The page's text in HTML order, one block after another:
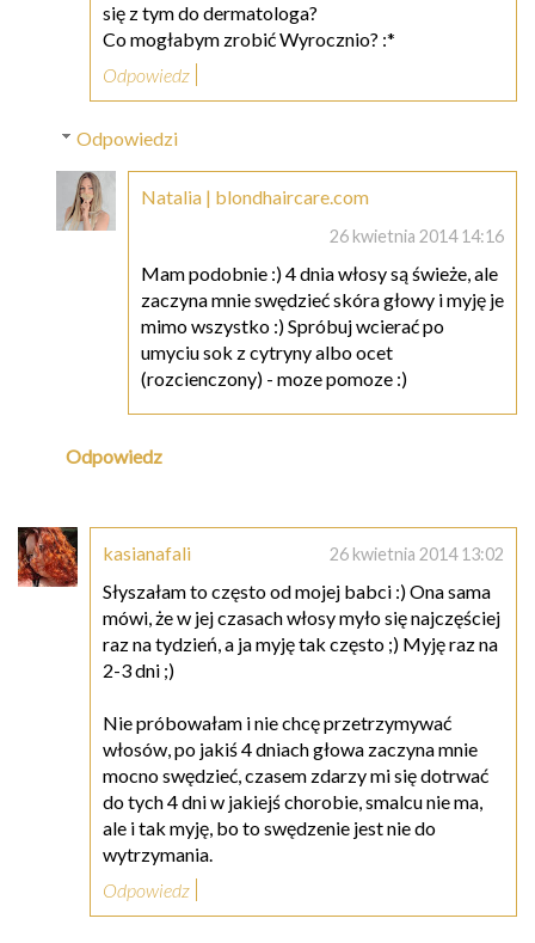
się z tym do dermatologa?
Co mogłabym zrobić Wyrocznio? :*
Odpowiedz
Odpowiedzi
Natalia | blondhaircare.com
26 kwietnia 2014 14:16
Mam podobnie :) 4 dnia włosy są świeże, ale
zaczyna mnie swędzieć skóra głowy i myję je
mimo wszystko :) Spróbuj wcierać po
umyciu sok z cytryny albo ocet
(rozcienczony) - moze pomoze :)
Odpowiedz
kasianafali 26 kwietnia 2014 13:02
Słyszałam to często od mojej babci :) Ona sama
mówi, że w jej czasach włosy myło się najczęściej
raz na tydzień, a ja myję tak często ;) Myję raz na
2-3 dni ;)
Nie próbowałam i nie chcę przetrzymywać
włosów, po jakiś 4 dniach głowa zaczyna mnie
mocno swędzieć, czasem zdarzy mi się dotrwać
do tych 4 dni w jakiejś chorobie, smalcu nie ma,
ale i tak myję, bo to swędzenie jest nie do
wytrzymania.
Odpowiedz